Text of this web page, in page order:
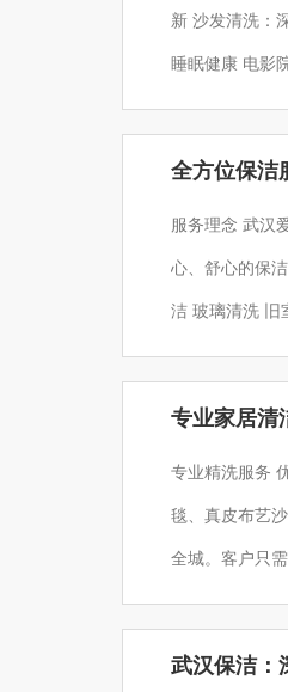
新 沙发清洗：深度清洁沙发，去除螨虫、细菌，延长使用寿命 床垫清洗：去除床垫上的污渍、螨虫，保障
睡眠健康 电影院沙发椅、软包清洗：专业清洗公共场所软装，营造舒适环境 木地板服务 木地板打蜡养护：
保护木地板表面，延长使用寿命 木地板安装：专
全方位保洁
服务理念 武汉
心、舒心的保洁服务，
洁 玻璃清洗 旧室内清洁、清理、大扫除 除异味 别墅室内开荒保洁 开荒保洁 大型工程开荒保洁 楼盘开荒
专业家居清
专业精洗服务
毯、真皮布艺
全城。客户只
还提供红木家
武汉保洁：